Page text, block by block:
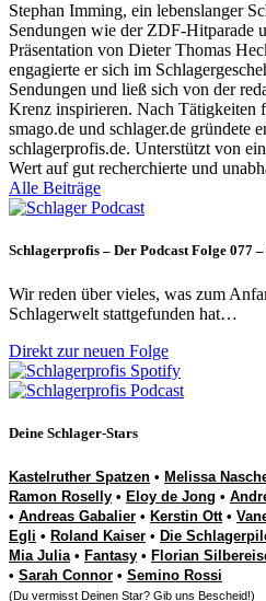
Stephan Imming, ein lebenslanger
Sendungen wie der ZDF-Hitparade
Präsentation von Dieter Thomas
engagierte er sich im
Sendungen und ließ sich von der
Krenz inspirieren. Nach Tätigkeiten
smago.de und schlager.de gründete
schlagerprofis.de. Unterstützt von
Wert auf gut recherchierte und
Alle Beiträge
Schlagerprofis – Der Podcast Folge 077
Wir reden über vieles, was zum
Schlagerwelt stattgefunden hat…
Direkt zur neuen Folge
Deine Schlager-Stars
Kastelruther Spatzen • Melissa
Ramon Roselly • Eloy de Jong •
• Andreas Gabalier • Kerstin Ott•
Egli • Roland Kaiser • Die
Mia Julia• Fantasy • Florian
• Sarah Connor • Semino Rossi
(Du vermisst Deinen Star? Gib uns Bescheid!)